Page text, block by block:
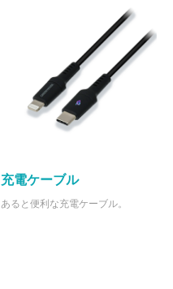
充電ケーブル
あると便利な充電ケーブル。